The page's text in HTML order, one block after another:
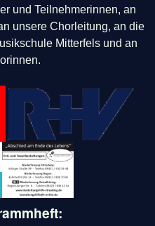
und Teilnehmerinnen, an
unsere Chorleitung, an die
Mitterfels und an